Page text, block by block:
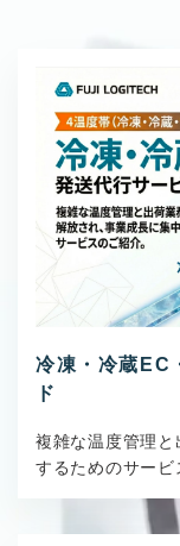
冷凍・冷蔵EC
ド
複雑な温度管理
するためのサービ